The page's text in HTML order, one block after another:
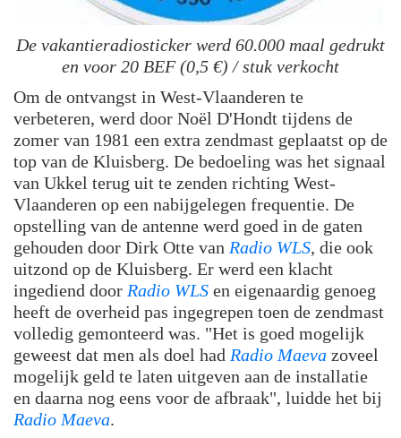
De vakantieradiosticker werd 60.000 maal gedrukt
en voor 20 BEF (0,5 €) / stuk verkocht
Om de ontvangst in West-Vlaanderen te
verbeteren, werd door Noël D'Hondt tijdens de
zomer van 1981 een extra zendmast geplaatst op de
top van de Kluisberg. De bedoeling was het signaal
van Ukkel terug uit te zenden richting West-
Vlaanderen op een nabijgelegen frequentie. De
opstelling van de antenne werd goed in de gaten
gehouden door Dirk Otte van Radio WLS, die ook
uitzond op de Kluisberg. Er werd een klacht
ingediend door Radio WLS en eigenaardig genoeg
heeft de overheid pas ingegrepen toen de zendmast
volledig gemonteerd was. "Het is goed mogelijk
geweest dat men als doel had Radio Maeva zoveel
mogelijk geld te laten uitgeven aan de installatie
en daarna nog eens voor de afbraak", luidde het bij
Radio Maeva.